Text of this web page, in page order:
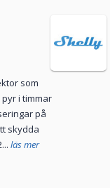
som
i timmar
på
skydda
läs mer